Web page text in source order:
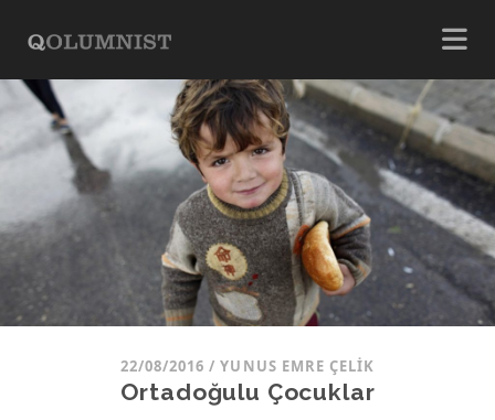
22/08/2016 /YUNUS EMRE ÇELIK
Ortadoğulu Çocuklar